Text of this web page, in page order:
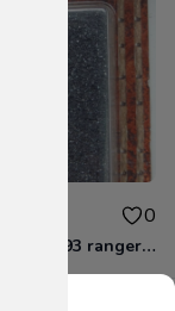
0
D&D - WOC 40093 ranger human female Miniature - Donjons Dragons